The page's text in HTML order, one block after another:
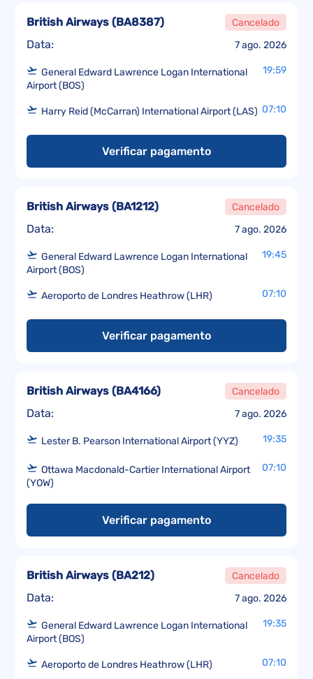
Data: 7 ago. 2026
British Airways (BA8387) Cancelado
General Edward Lawrence Logan International
Airport (BOS)
19:59
Harry Reid (McCarran) International Airport (LAS) 07:10
Verificar pagamento
Data: 7 ago. 2026
British Airways (BA1212) Cancelado
General Edward Lawrence Logan International
Airport (BOS)
19:45
Aeroporto de Londres Heathrow (LHR) 07:10
Verificar pagamento
Data: 7 ago. 2026
British Airways (BA4166) Cancelado
Lester B. Pearson International Airport (YYZ) 19:35
Ottawa Macdonald-Cartier International Airport
(YOW)
07:10
Verificar pagamento
Data: 7 ago. 2026
British Airways (BA212) Cancelado
General Edward Lawrence Logan International
Airport (BOS)
19:35
Aeroporto de Londres Heathrow (LHR) 07:10